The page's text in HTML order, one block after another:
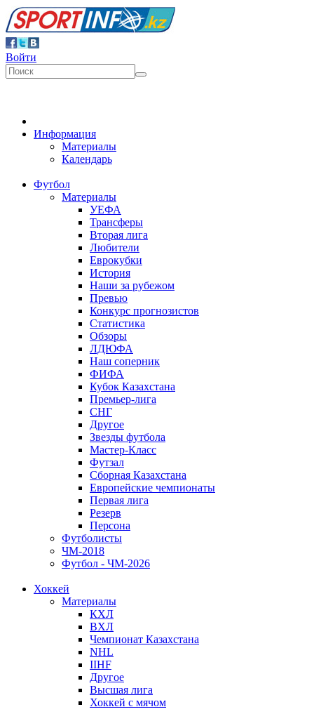
Войти
Информация
Материалы
Календарь
Футбол
Материалы
УЕФА
Трансферы
Вторая лига
Любители
Еврокубки
История
Наши за рубежом
Превью
Конкурс прогнозистов
Статистика
Обзоры
ЛДЮФА
Наш соперник
ФИФА
Кубок Казахстана
Премьер-лига
СНГ
Другое
Звезды футбола
Мастер-Класс
Футзал
Сборная Казахстана
Европейские чемпионаты
Первая лига
Резерв
Персона
Футболисты
ЧМ-2018
Футбол - ЧМ-2026
Хоккей
Материалы
КХЛ
ВХЛ
Чемпионат Казахстана
NHL
IIHF
Другое
Высшая лига
Хоккей с мячом